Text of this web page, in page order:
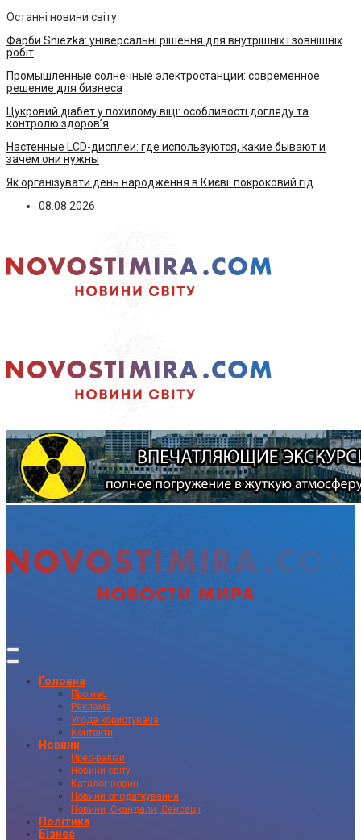
Останні новини світу
Фарби Sniezka: універсальні рішення для внутрішніх і зовнішніх
робіт
Промышленные солнечные электростанции: современное
решение для бизнеса
Цукровий діабет у похилому віці: особливості догляду та
контролю здоров’я
Настенные LCD-дисплеи: где используются, какие бывают и
зачем они нужны
Як організувати день народження в Києві: покроковий гід
08.08.2026
Головна
Про нас
Реклама
Угода користувача
Контакти
Новини
Прес-релізи
Новини світу
Каталог новин
Новини оподаткування
Новини, Скандали, Сенсації
Політика
Бізнес